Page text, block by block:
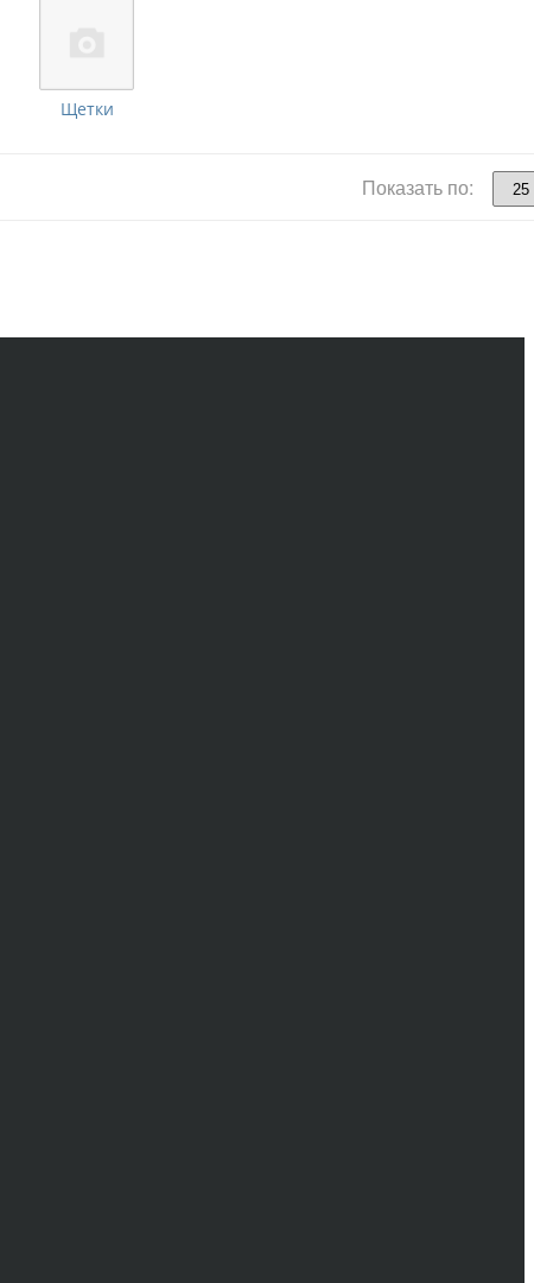
Щетки
Показать по: